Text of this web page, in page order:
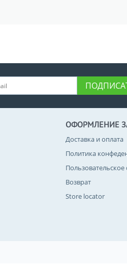
ОФОРМЛЕНИЕ
Доставка и оплата
Политика
Возврат
Store locator